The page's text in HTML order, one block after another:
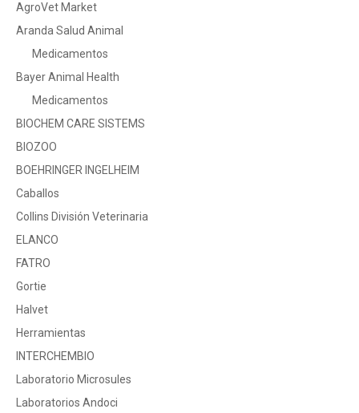
AgroVet Market
Aranda Salud Animal
Medicamentos
Bayer Animal Health
Medicamentos
BIOCHEM CARE SISTEMS
BIOZOO
BOEHRINGER INGELHEIM
Caballos
Collins División Veterinaria
ELANCO
FATRO
Gortie
Halvet
Herramientas
INTERCHEMBIO
Laboratorio Microsules
Laboratorios Andoci